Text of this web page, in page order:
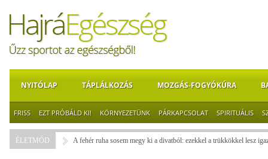
NYITÓLAP TÁPLÁLKOZÁS MOZGÁS-FOGYÓKÚRA
FRISS EZT PRÓBÁLD KI! KÖRNYEZETÜNK PÁRKAPCSOLAT SPIRITUÁLIS
ÉLETMÓD A fehér ruha sosem megy ki a divatból: ezekkel a trükkökkel lesz